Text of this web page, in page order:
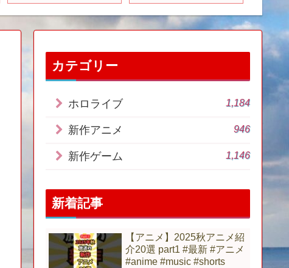
分から
カテゴリー
ホロライブ 1,184
新作アニメ 946
新作ゲーム 1,146
新着記事
【アニメ】2025秋アニメ紹
介20選 part1 #最新 #アニメ
#anime #music #shorts